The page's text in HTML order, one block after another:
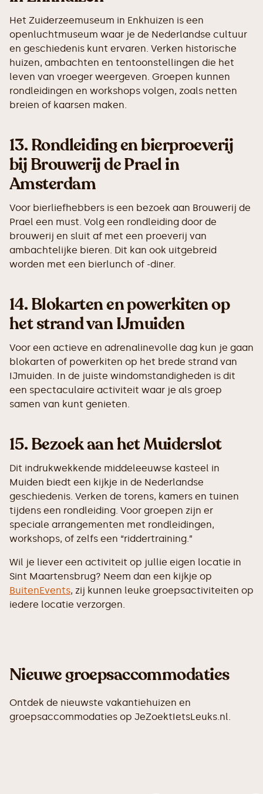
Het Zuiderzeemuseum in Enkhuizen is een
openluchtmuseum waar je de Nederlandse cultuur
en geschiedenis kunt ervaren. Verken historische
huizen, ambachten en tentoonstellingen die het
leven van vroeger weergeven. Groepen kunnen
rondleidingen en workshops volgen, zoals netten
breien of kaarsen maken.
13.Rondleiding en bierproeverij
bij Brouwerij de Prael in
Amsterdam
Voor bierliefhebbers is een bezoek aan Brouwerij de
Prael een must. Volg een rondleiding door de
brouwerij en sluit af met een proeverij van
ambachtelijke bieren. Dit kan ook uitgebreid
worden met een bierlunch of -diner.
14.Blokarten en powerkiten op
het strand van IJmuiden
Voor een actieve en adrenalinevolle dag kun je gaan
blokarten of powerkiten op het brede strand van
IJmuiden. In de juiste windomstandigheden is dit
een spectaculaire activiteit waar je als groep
samen van kunt genieten.
15.Bezoek aan het Muiderslot
Dit indrukwekkende middeleeuwse kasteel in
Muiden biedt een kijkje in de Nederlandse
geschiedenis. Verken de torens, kamers en tuinen
tijdens een rondleiding. Voor groepen zijn er
speciale arrangementen met rondleidingen,
workshops, of zelfs een “riddertraining.”
Wil je liever een activiteit op jullie eigen locatie in
Sint Maartensbrug? Neem dan een kijkje op
BuitenEvents, zij kunnen leuke groepsactiviteiten op
iedere locatie verzorgen.
Nieuwe groepsaccommodaties
Ontdek de nieuwste vakantiehuizen en
groepsaccommodaties op JeZoektIetsLeuks.nl.